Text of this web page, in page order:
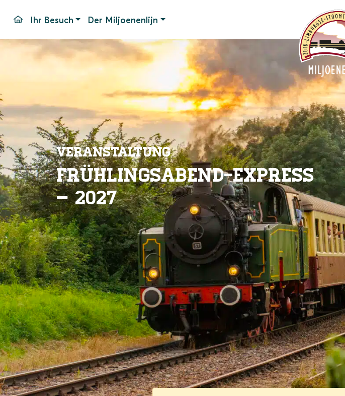
Ihr Besuch
Fahrtage und -zeiten
Pakete
Gruppen
Veranstaltungen
Haltestellen
Parken
Barrierefreiheit
Bahnhof Simpelveld
Häufig gestellte Fragen
Kontakt
Der Miljoenenlijn
Bahnhof Simpelveld
Unser Material
Vorstand &
Partner
Stellenangebote
Veranstaltung
Frühlingsabend-Express
– 2027
Zurück zu allen Veranstaltungen